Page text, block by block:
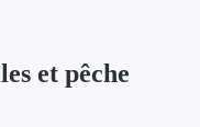
et pêche